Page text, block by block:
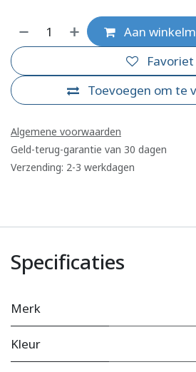
Aan
Toevoegen om te
Favoriet
Algemene voorwaarden
Geld-terug-garantie van 30 dagen
Verzending: 2-3 werkdagen
Specificaties
Merk
Kleur